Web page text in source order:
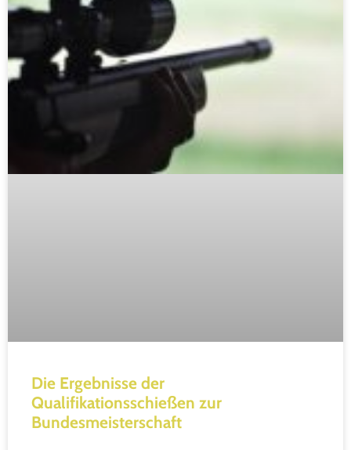
Die Ergebnisse der
Qualifikationsschießen zur
Bundesmeisterschaft